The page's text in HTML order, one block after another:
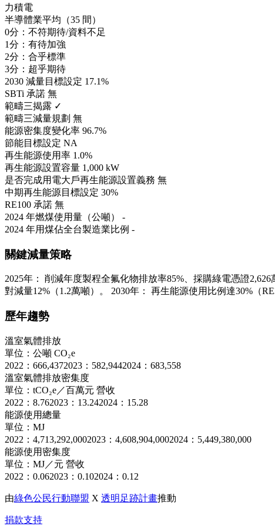
力積電
半導體業平均（35 間）
0分：不符期待/資料不足
1分：有待加強
2分：合乎標準
3分：超乎期待
2030 減量目標設定 17.1%
SBTi 承諾 無
範疇三揭露 ✓
範疇三減量規劃 無
能源密集度變化率 96.7%
節能目標設定 NA
再生能源使用率 1.0%
再生能源設置容量 1,000 kW
是否完成用電大戶再生能源設置義務 無
中期再生能源目標設定 30%
RE100 承諾 無
2024 年燃煤使用量（公噸） -
2024 年用煤佔全台製造業比例 -
關鍵減量策略
2025年： 削減年度製程全氟化物排放率85%、採購綠電憑證
對減量12%（1.2萬噸）。 2030年： 再生能源使用比例達30%（
歷年趨勢
溫室氣體排放
單位：公噸 CO₂e
2022：666,4372023：582,9442024：683,558
溫室氣體排放密集度
單位：tCO₂e／百萬元 營收
2022：8.762023：13.242024：15.28
能源使用總量
單位：MJ
2022：4,713,292,0002023：4,608,904,0002024：5,449,380,000
能源使用密集度
單位：MJ／元 營收
2022：0.062023：0.102024：0.12
由綠色公民行動聯盟 X 透明足跡計畫推動
捐款支持